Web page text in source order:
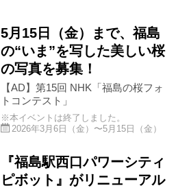
5月15日（金）まで、福島
の“いま”を写した美しい桜
の写真を募集！
【AD】第15回 NHK「福島の桜フォ
トコンテスト」
※本イベントは終了しました。
2026年3月6日（金）〜5月15日（金）
『福島駅西口パワーシティ
ピボット』がリニューアル